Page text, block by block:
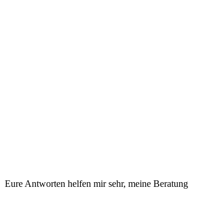
Eure Antworten helfen mir sehr, meine Beratung